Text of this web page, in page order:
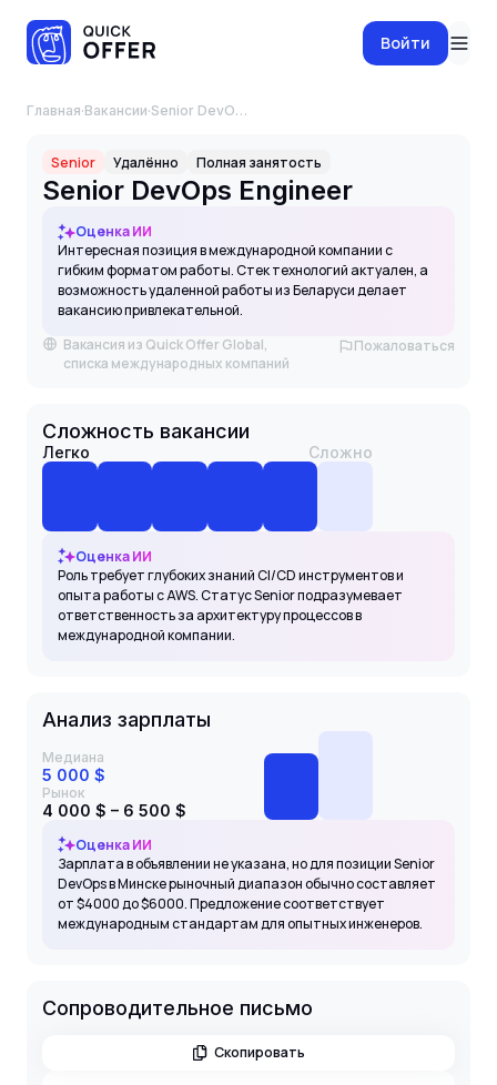
Войти
Главная·Вакансии· Senior DevOps Engineer
Senior Удалённо Полная занятость
Senior DevOps Engineer
Оценка ИИ
Интересная позиция в международной компании с
гибким форматом работы. Стек технологий актуален, а
возможность удаленной работы из Беларуси делает
вакансию привлекательной.
Вакансия из Quick Offer Global,
списка международных компаний
Пожаловаться
Сложность вакансии
Легко Сложно
Оценка ИИ
Роль требует глубоких знаний CI/CD инструментов и
опыта работы с AWS. Статус Senior подразумевает
ответственность за архитектуру процессов в
международной компании.
Анализ зарплаты
Медиана
5 000 $
Рынок
4 000 $ – 6 500 $
Оценка ИИ
Зарплата в объявлении не указана, но для позиции Senior
DevOps в Минске рыночный диапазон обычно составляет
от $4000 до $6000. Предложение соответствует
международным стандартам для опытных инженеров.
Сопроводительное письмо
Скопировать